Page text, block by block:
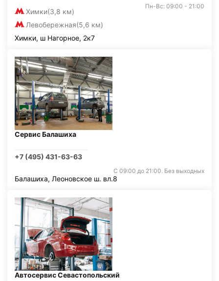
Химки(3,8 км)
Левобережная(5,6 км)
Пн-Вс: 09:00 - 21:00
Химки, ш Нагорное, 2к7
Сервис Балашиха
+7 (495) 431-63-63
С 09:00 до 21:00. Без выходных
Балашиха, Леоновское ш. вл.8
Автосервис Севастопольский